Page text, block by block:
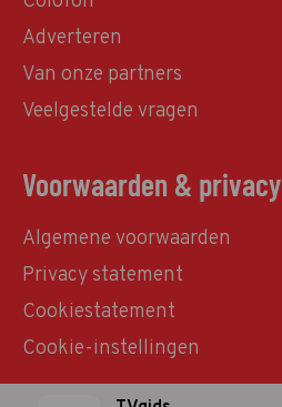
Adverteren
Van onze partners
Veelgestelde vragen
Voorwaarden & privacy
Algemene voorwaarden
Privacy statement
Cookiestatement
Cookie-instellingen